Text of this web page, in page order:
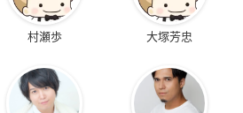
村瀬歩 大塚芳忠